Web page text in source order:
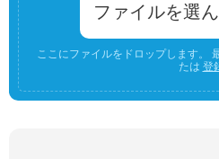
ファイルを選
ここにファイルをドロップします。
たは 登